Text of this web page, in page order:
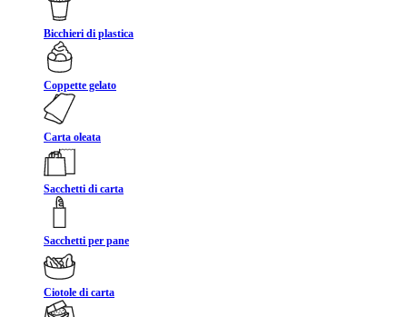
Bicchieri di plastica
Coppette gelato
Carta oleata
Sacchetti di carta
Sacchetti per pane
Ciotole di carta